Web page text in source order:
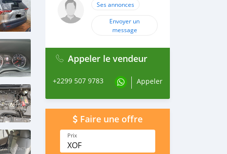
Ses annonces
Envoyer un
message
Appeler le vendeur
+2299 507 9783 Appeler
Faire une offre
Prix
XOF